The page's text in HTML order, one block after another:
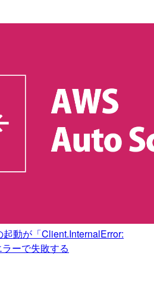
動が「Client.InternalError:
ーで失敗する